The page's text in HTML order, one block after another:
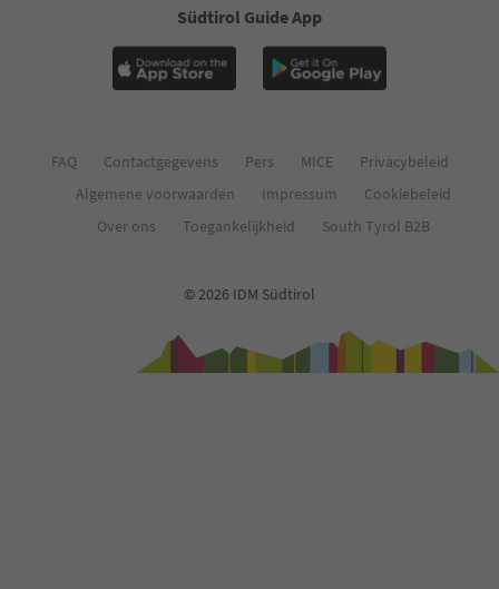
Südtirol Guide App
FAQ Contactgegevens Pers MICE
Privacybeleid
Algemene voorwaarden
Impressum
Cookiebeleid
Over ons
Toegankelijkheid South Tyrol B2B
© 2026 IDM Südtirol